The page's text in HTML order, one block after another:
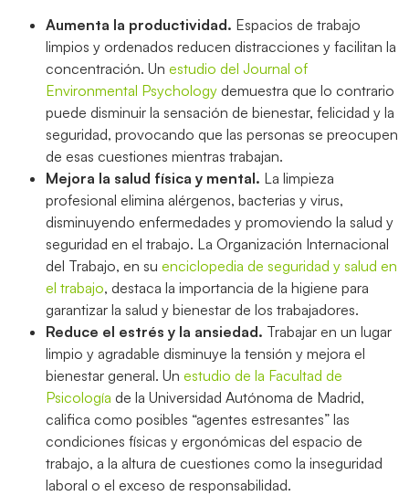
Aumenta la productividad. Espacios de trabajo
limpios y ordenados reducen distracciones y facilitan la
concentración. Un estudio del Journal of
Environmental Psychology demuestra que lo contrario
puede disminuir la sensación de bienestar, felicidad y la
seguridad, provocando que las personas se preocupen
de esas cuestiones mientras trabajan.
Mejora la salud física y mental. La limpieza
profesional elimina alérgenos, bacterias y virus,
disminuyendo enfermedades y promoviendo la salud y
seguridad en el trabajo. La Organización Internacional
del Trabajo, en su enciclopedia de seguridad y salud en
el trabajo, destaca la importancia de la higiene para
garantizar la salud y bienestar de los trabajadores.
Reduce el estrés y la ansiedad. Trabajar en un lugar
limpio y agradable disminuye la tensión y mejora el
bienestar general. Un estudio de la Facultad de
Psicología de la Universidad Autónoma de Madrid,
califica como posibles “agentes estresantes” las
condiciones físicas y ergonómicas del espacio de
trabajo, a la altura de cuestiones como la inseguridad
laboral o el exceso de responsabilidad.